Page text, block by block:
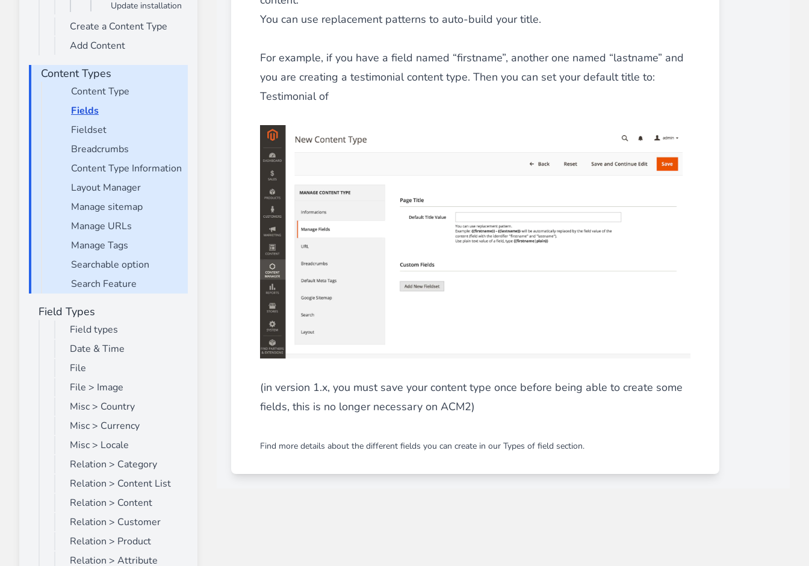
Advanced Mega Menu Manager
________
Construisez et améliorez vos
⟶ découvrir l'extension
Monetico CM-CIC
________
La meilleure solution pour l'intégration des paiements via le groupe Crédit Mutuel.
⟶ découvrir l'extension
Advanced JS Bundling
________
Améliorez les performances de votre boutique en générant des
Bundles JS optimisés
pour Magento. Implémentation simple et rapide.
⟶ découvrir l'extension
Front End Visual Merchandiser
________
Organisez facilement vos produits dans les catégories par simple effet de
Customer Item Stock Alert
________
Saisissez toutes les opportunités de conversion en permettant à vos clients et à vos visiteurs d'êtrealertés du retour en stock
⟶ découvrir l'extension
You can use replacement patterns to auto-build your title.
For example, if you have a field named “firstname”, another one named “lastname” and
you are creating a testimonial content type. Then you can set your default title to:
Testimonial of
(in version 1.x, you must save your content type once before being able to create some
fields, this is no longer necessary on ACM2)
Find more details about the different fields you can create in our Types of field section.
Update installation
Create a Content Type
Add Content
Content Types
Content Type
Fields
Fieldset
Breadcrumbs
Content Type Information
Layout Manager
Manage sitemap
Manage URLs
Manage Tags
Searchable option
Search Feature
Field Types
Field types
Date & Time
File
File > Image
Misc > Country
Misc > Currency
Misc > Locale
Relation > Category
Relation > Content List
Relation > Content
Relation > Customer
Relation > Product
Relation > Attribute